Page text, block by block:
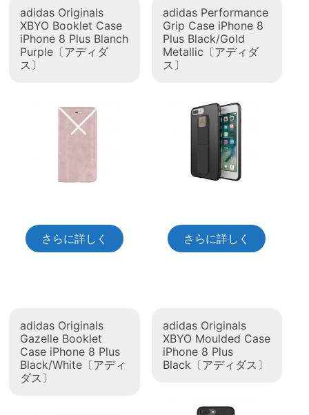
adidas Originals
XBYO Booklet Case
iPhone 8 Plus Blanch
Purple〔アディダ
ス〕
さらに詳しく
adidas Performance
Grip Case iPhone 8
Plus Black/Gold
Metallic〔アディダ
ス〕
さらに詳しく
adidas Originals
Gazelle Booklet
Case iPhone 8 Plus
Black/White〔アディ
ダス〕
adidas Originals
XBYO Moulded Case
iPhone 8 Plus
Black〔アディダス〕